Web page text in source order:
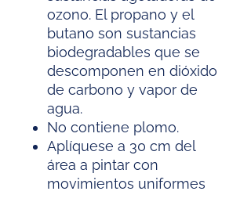
ozono. El propano y el
butano son sustancias
biodegradables que se
descomponen en dióxido
de carbono y vapor de
agua.
No contiene plomo.
Aplíquese a 30 cm del
área a pintar con
movimientos uniformes